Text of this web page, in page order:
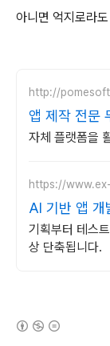
아니면 억지로라
http://
앱 제작 전문
자체 플랫폼을
https://
AI 기반 앱 개
기획부터 테스
상 단축됩니다.